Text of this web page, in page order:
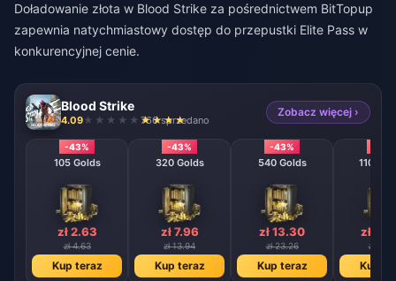
Doładowanie złota w Blood Strike za pośrednictwem BitTopup
zapewnia natychmiastowy dostęp do przepustki Elite Pass w
konkurencyjnej cenie.
Blood Strike
4.09 766 sprzedano
Zobacz więcej ›
-43%
105 Golds
zł 2.63
zł 4.63
Kup teraz
-43%
320 Golds
zł 7.96
zł 13.94
Kup teraz
-43%
540 Golds
zł 13.30
zł 23.26
Kup teraz
1100
zł
zł
Kup